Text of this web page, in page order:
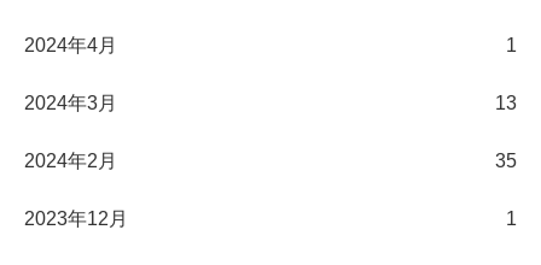
2024年4月 1
2024年3月 13
2024年2月 35
2023年12月 1